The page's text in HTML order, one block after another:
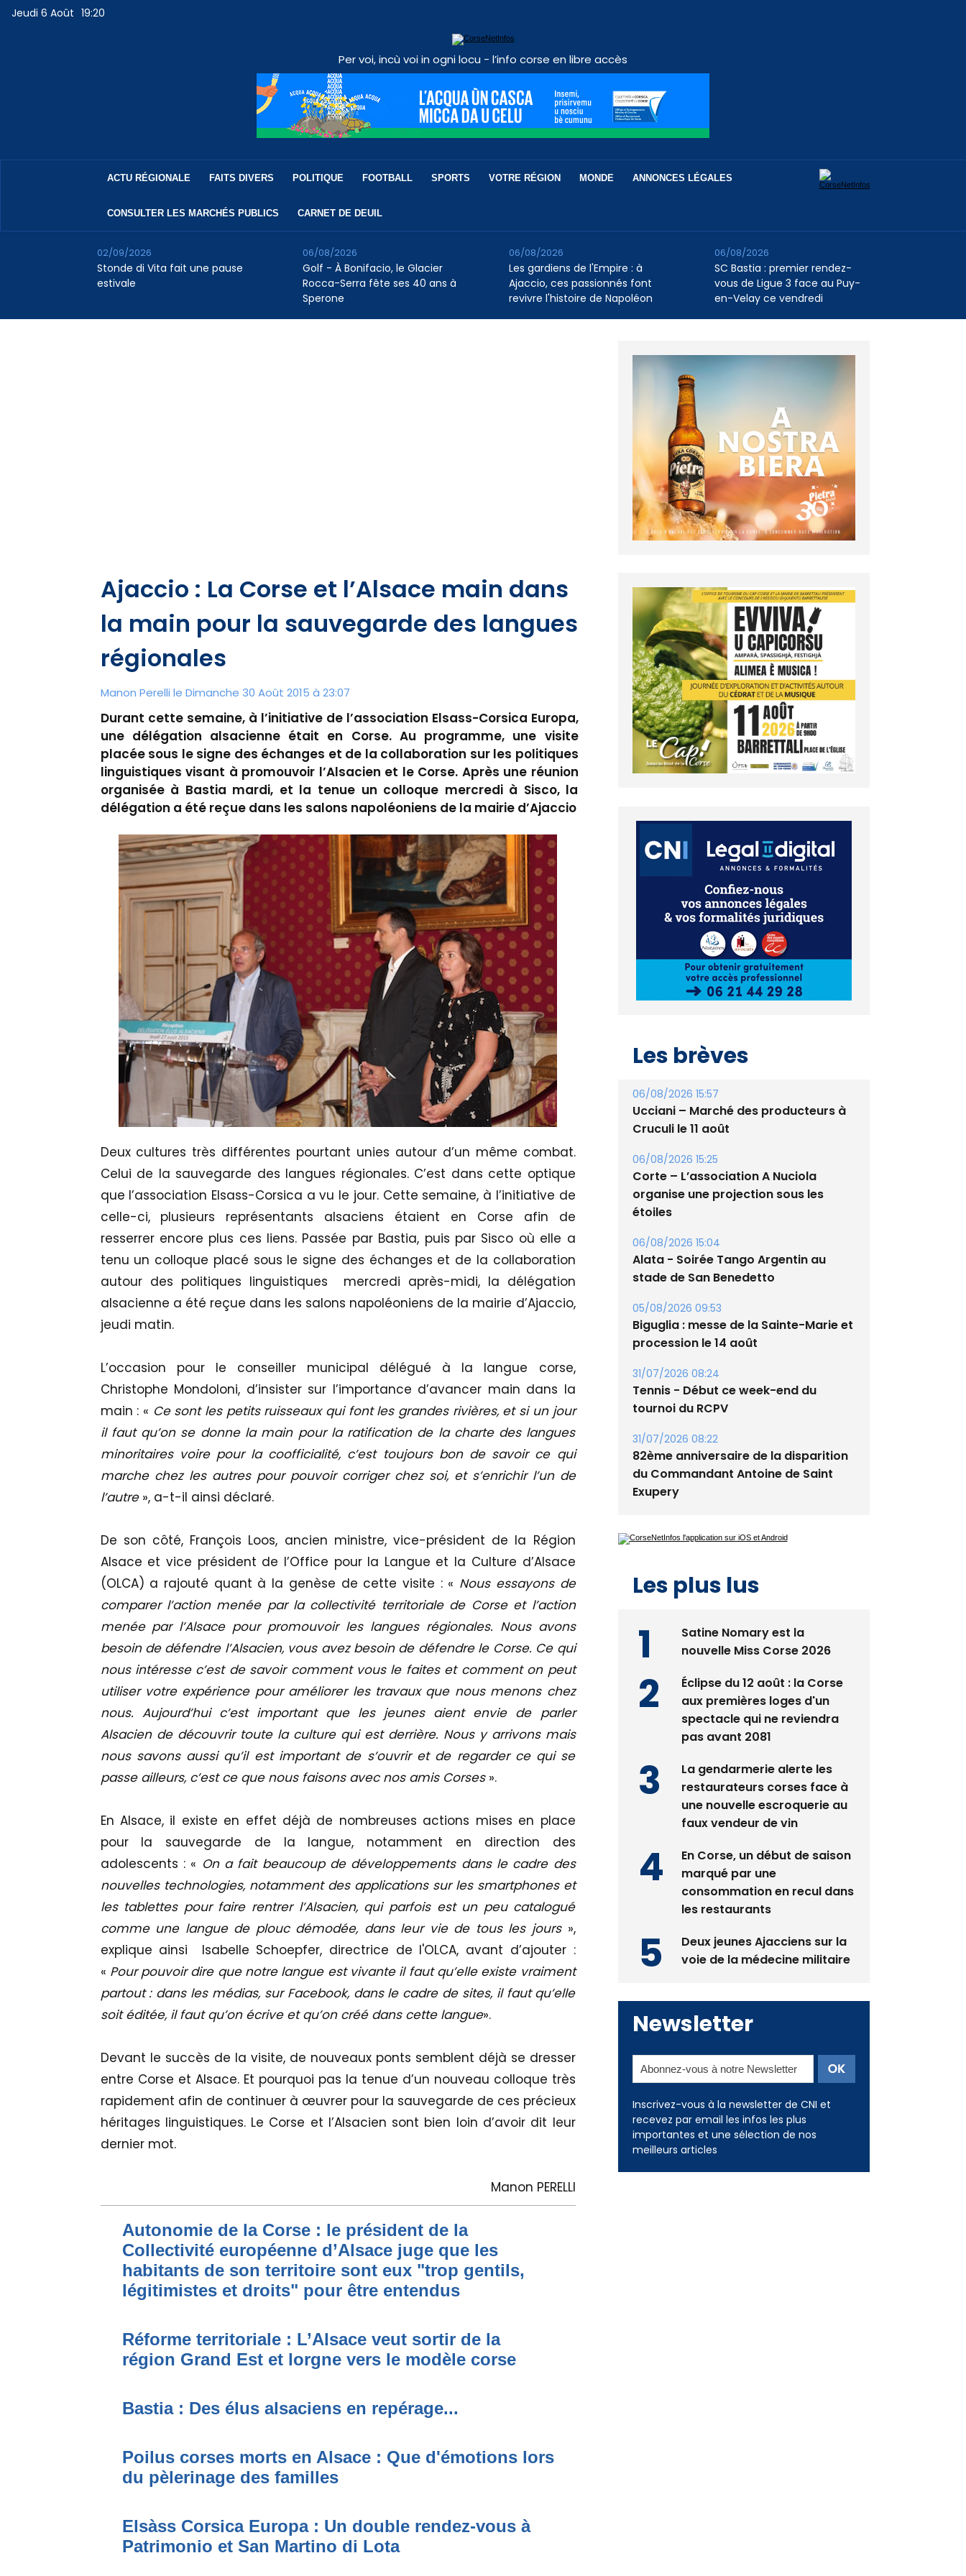
Jeudi 6 Août 19:20
Per voi, incù voi in ogni locu - l’info corse en libre accès
ACTU RÉGIONALE FAITS DIVERS POLITIQUE FOOTBALL SPORTS VOTRE RÉGION MONDE ANNONCES LÉGALES
CONSULTER LES MARCHÉS PUBLICS CARNET DE DEUIL
Stonde di Vita fait une pause
estivale
02/09/2026
Golf - À Bonifacio, le Glacier
Rocca-Serra fête ses 40 ans à
Sperone
06/08/2026
Les gardiens de l'Empire : à
Ajaccio, ces passionnés font
revivre l'histoire de Napoléon
06/08/2026
SC Bastia : premier rendez-
vous de Ligue 3 face au Puy-
en-Velay ce vendredi
06/08/2026
Ajaccio : La Corse et l’Alsace main dans
la main pour la sauvegarde des langues
régionales
Manon Perelli le Dimanche 30 Août 2015 à 23:07
Durant cette semaine, à l’initiative de l’association Elsass-Corsica Europa,
une délégation alsacienne était en Corse. Au programme, une visite
placée sous le signe des échanges et de la collaboration sur les politiques
linguistiques visant à promouvoir l’Alsacien et le Corse. Après une réunion
organisée à Bastia mardi, et la tenue un colloque mercredi à Sisco, la
délégation a été reçue dans les salons napoléoniens de la mairie d’Ajaccio
Deux cultures très différentes pourtant unies autour d’un même combat.
Celui de la sauvegarde des langues régionales. C’est dans cette optique
que l’association Elsass-Corsica a vu le jour. Cette semaine, à l’initiative de
celle-ci, plusieurs représentants alsaciens étaient en Corse afin de
resserrer encore plus ces liens. Passée par Bastia, puis par Sisco où elle a
tenu un colloque placé sous le signe des échanges et de la collaboration
autour des politiques linguistiques mercredi après-midi, la délégation
alsacienne a été reçue dans les salons napoléoniens de la mairie d’Ajaccio,
jeudi matin.
L’occasion pour le conseiller municipal délégué à la langue corse,
Christophe Mondoloni, d’insister sur l’importance d’avancer main dans la
main : « Ce sont les petits ruisseaux qui font les grandes rivières, et si un jour
il faut qu’on se donne la main pour la ratification de la charte des langues
minoritaires voire pour la coofficialité, c’est toujours bon de savoir ce qui
marche chez les autres pour pouvoir corriger chez soi, et s’enrichir l’un de
l’autre », a-t-il ainsi déclaré.
De son côté, François Loos, ancien ministre, vice-président de la Région
Alsace et vice président de l’Office pour la Langue et la Culture d’Alsace
(OLCA) a rajouté quant à la genèse de cette visite : « Nous essayons de
comparer l’action menée par la collectivité territoriale de Corse et l’action
menée par l’Alsace pour promouvoir les langues régionales. Nous avons
besoin de défendre l’Alsacien, vous avez besoin de défendre le Corse. Ce qui
nous intéresse c’est de savoir comment vous le faites et comment on peut
utiliser votre expérience pour améliorer les travaux que nous menons chez
nous. Aujourd’hui c’est important que les jeunes aient envie de parler
Alsacien de découvrir toute la culture qui est derrière. Nous y arrivons mais
nous savons aussi qu’il est important de s’ouvrir et de regarder ce qui se
passe ailleurs, c’est ce que nous faisons avec nos amis Corses ».
En Alsace, il existe en effet déjà de nombreuses actions mises en place
pour la sauvegarde de la langue, notamment en direction des
adolescents : « On a fait beaucoup de développements dans le cadre des
nouvelles technologies, notamment des applications sur les smartphones et
les tablettes pour faire rentrer l’Alsacien, qui parfois est un peu catalogué
comme une langue de plouc démodée, dans leur vie de tous les jours »,
explique ainsi Isabelle Schoepfer, directrice de l'OLCA, avant d’ajouter :
« Pour pouvoir dire que notre langue est vivante il faut qu’elle existe vraiment
partout : dans les médias, sur Facebook, dans le cadre de sites, il faut qu’elle
soit éditée, il faut qu’on écrive et qu’on créé dans cette langue».
Devant le succès de la visite, de nouveaux ponts semblent déjà se dresser
entre Corse et Alsace. Et pourquoi pas la tenue d’un nouveau colloque très
rapidement afin de continuer à œuvrer pour la sauvegarde de ces précieux
héritages linguistiques. Le Corse et l’Alsacien sont bien loin d’avoir dit leur
dernier mot.
Manon PERELLI
Autonomie de la Corse : le président de la
Collectivité européenne d’Alsace juge que les
habitants de son territoire sont eux "trop gentils,
légitimistes et droits" pour être entendus
Réforme territoriale : L’Alsace veut sortir de la
région Grand Est et lorgne vers le modèle corse
Bastia : Des élus alsaciens en repérage...
Poilus corses morts en Alsace : Que d'émotions lors
du pèlerinage des familles
Elsàss Corsica Europa : Un double rendez-vous à
Patrimonio et San Martino di Lota
Les brèves
06/08/2026 15:57
Ucciani – Marché des producteurs à
Cruculi le 11 août
06/08/2026 15:25
Corte – L’association A Nuciola
organise une projection sous les
étoiles
06/08/2026 15:04
Alata - Soirée Tango Argentin au
stade de San Benedetto
05/08/2026 09:53
Biguglia : messe de la Sainte-Marie et
procession le 14 août
31/07/2026 08:24
Tennis - Début ce week-end du
tournoi du RCPV
31/07/2026 08:22
82ème anniversaire de la disparition
du Commandant Antoine de Saint
Exupery
Les plus lus
Satine Nomary est la
nouvelle Miss Corse 2026
Éclipse du 12 août : la Corse
aux premières loges d'un
spectacle qui ne reviendra
pas avant 2081
La gendarmerie alerte les
restaurateurs corses face à
une nouvelle escroquerie au
faux vendeur de vin
En Corse, un début de saison
marqué par une
consommation en recul dans
les restaurants
Deux jeunes Ajacciens sur la
voie de la médecine militaire
Newsletter
Inscrivez-vous à la newsletter de CNI et
recevez par email les infos les plus
importantes et une sélection de nos
meilleurs articles